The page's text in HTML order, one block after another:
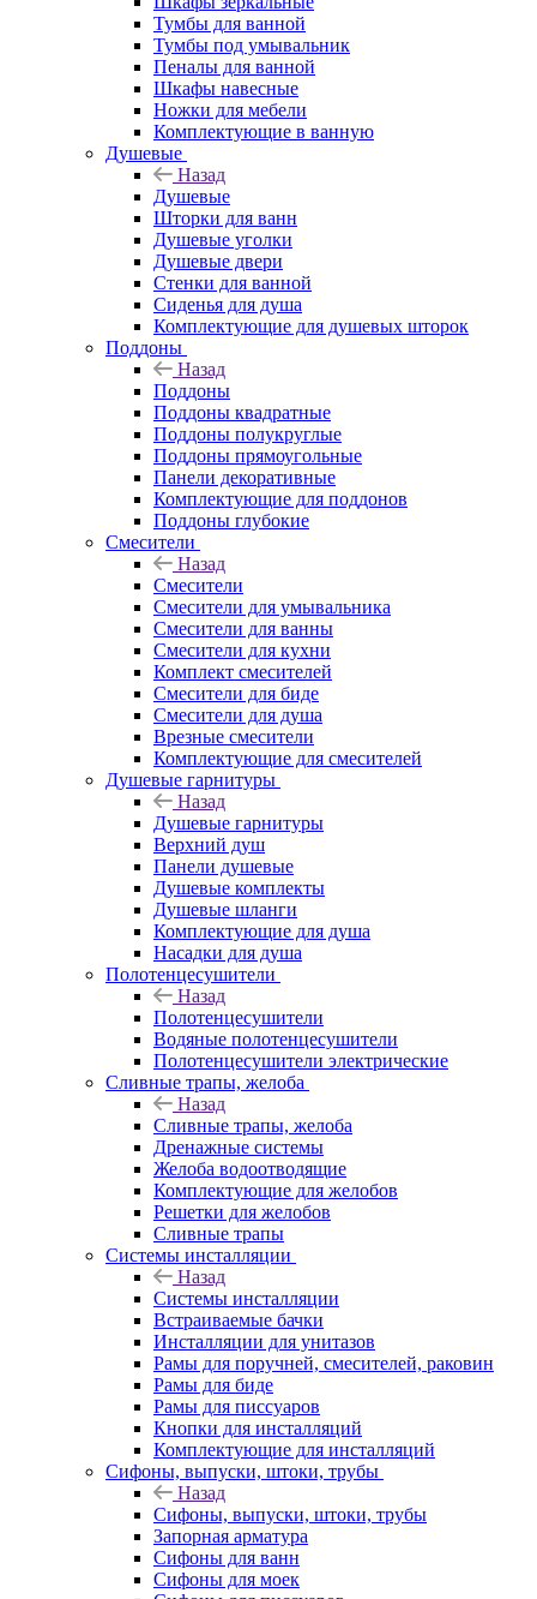
Тумбы для ванной
Тумбы под умывальник
Пеналы для ванной
Шкафы навесные
Ножки для мебели
Комплектующие в ванную
Душевые
Назад
Душевые
Шторки для ванн
Душевые уголки
Душевые двери
Стенки для ванной
Сиденья для душа
Комплектующие для душевых шторок
Поддоны
Назад
Поддоны
Поддоны квадратные
Поддоны полукруглые
Поддоны прямоугольные
Панели декоративные
Комплектующие для поддонов
Поддоны глубокие
Смесители
Назад
Смесители
Смесители для умывальника
Смесители для ванны
Смесители для кухни
Комплект смесителей
Смесители для биде
Смесители для душа
Врезные смесители
Комплектующие для смесителей
Душевые гарнитуры
Назад
Душевые гарнитуры
Верхний душ
Панели душевые
Душевые комплекты
Душевые шланги
Комплектующие для душа
Насадки для душа
Полотенцесушители
Назад
Полотенцесушители
Водяные полотенцесушители
Полотенцесушители электрические
Сливные трапы, желоба
Назад
Сливные трапы, желоба
Дренажные системы
Желоба водоотводящие
Комплектующие для желобов
Решетки для желобов
Сливные трапы
Системы инсталляции
Назад
Системы инсталляции
Встраиваемые бачки
Инсталляции для унитазов
Рамы для поручней, смесителей, раковин
Рамы для биде
Рамы для писсуаров
Кнопки для инсталляций
Комплектующие для инсталляций
Сифоны, выпуски, штоки, трубы
Назад
Сифоны, выпуски, штоки, трубы
Запорная арматура
Сифоны для ванн
Сифоны для моек